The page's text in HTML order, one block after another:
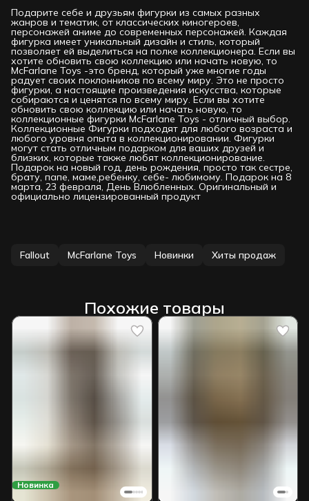
Подарите себе и друзьям фигурки из самых разных
жанров и тематик, от классических киногероев,
персонажей аниме до современных персонажей. Каждая
фигурка имеет уникальный дизайн и стиль, который
позволяет ей выделиться на полке коллекционера. Если вы
хотите обновить свою коллекцию или начать новую, то
McFarlane Toys -это бренд, который уже многие годы
радует своих поклонников по всему миру. Это не просто
фигурки, а настоящие произведения искусства, которые
собираются и ценятся по всему миру. Если вы хотите
обновить свою коллекцию или начать новую, то
коллекционные фигурки McFarlane Toys - отличный выбор.
Коллекционные Фигурки подходят для любого возраста и
любого уровня опыта в коллекционировании. Фигурки
могут стать отличным подарком для ваших друзей и
близких, которые также любят коллекционирование.
Подарок на новый год, день рождения, просто так сестре,
брату, папе, маме,ребенку, себе- любимому. Подарок на 8
марта, 23 февраля, День Влюбленных. Оригинальный и
официально лицензированный продукт
Fallout McFarlane Toys Новинки Хиты продаж
Похожие товары
Новинка